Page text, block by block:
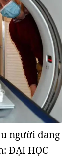
người đang
ĐẠI HỌC